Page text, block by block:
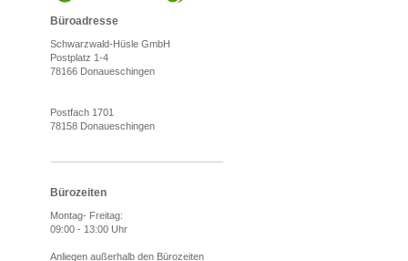
Büroadresse
Schwarzwald-Hüsle GmbH
Postplatz 1-4
78166 Donaueschingen
Postfach 1701
78158 Donaueschingen
Bürozeiten
Montag- Freitag:
09:00 - 13:00 Uhr
Anliegen außerhalb den Bürozeiten